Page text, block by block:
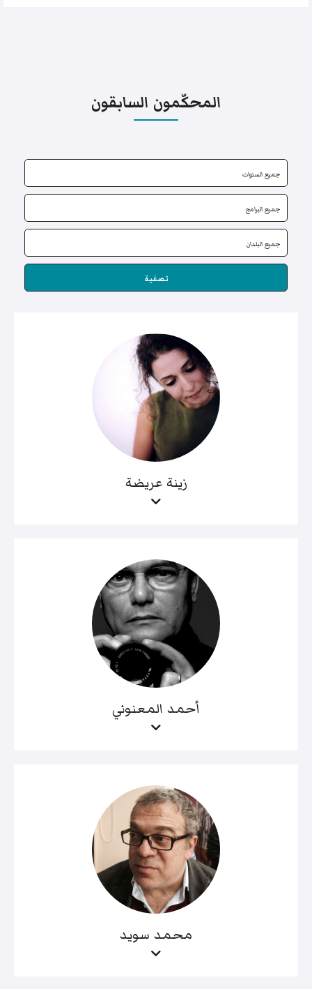
المحكّمون السابقون
تصفية
زينة عريضة
أحمد المعنوني
محمد سويد